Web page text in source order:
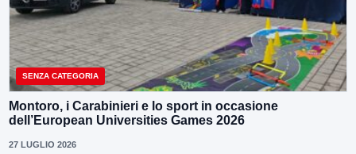
SENZA CATEGORIA
Montoro, i Carabinieri e lo sport in occasione
dell’European Universities Games 2026
27 LUGLIO 2026